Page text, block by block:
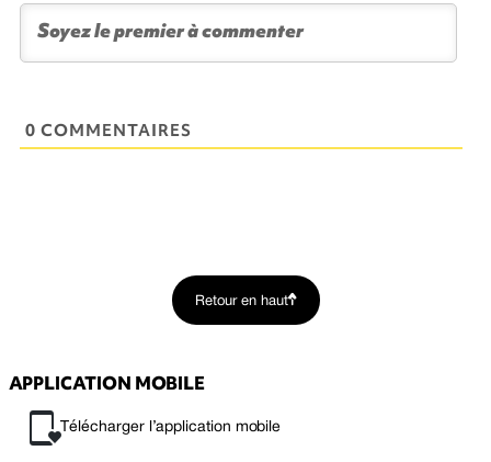
0 COMMENTAIRES
Retour en haut
APPLICATION MOBILE
Télécharger l’application mobile